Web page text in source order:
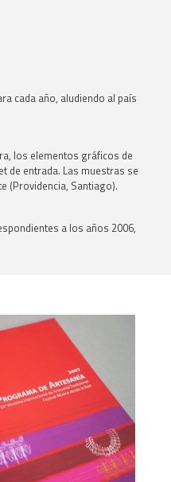
cada año, aludiendo al país
los elementos gráficos de
de entrada. Las muestras se
(Providencia, Santiago).
a los años 2006,